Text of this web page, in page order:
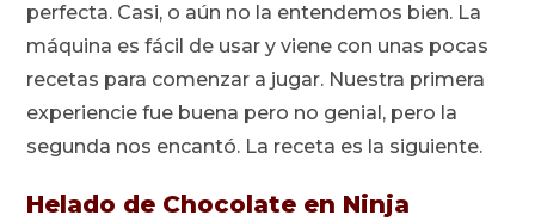
perfecta. Casi, o aún no la entendemos bien. La
máquina es fácil de usar y viene con unas pocas
recetas para comenzar a jugar. Nuestra primera
experiencie fue buena pero no genial, pero la
segunda nos encantó. La receta es la siguiente.
Helado de Chocolate en Ninja